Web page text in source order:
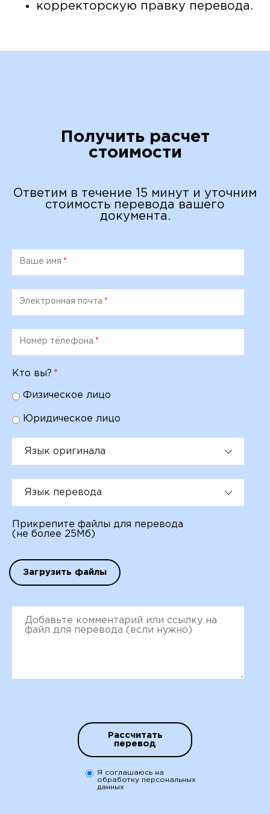
корректорскую правку перевода.
Получить расчет
стоимости
Ответим в течение 15 минут и уточним
стоимость перевода вашего
документа.
Ваше имя *
Электронная почта *
Номер телефона *
Кто вы? *
Физическое лицо
Юридическое лицо
Язык оригинала
Язык перевода
Прикрепите файлы для перевода
(не более 25Мб)
Загрузить файлы
Рассчитать
перевод
Я соглашаюсь на
обработку персональных
данных